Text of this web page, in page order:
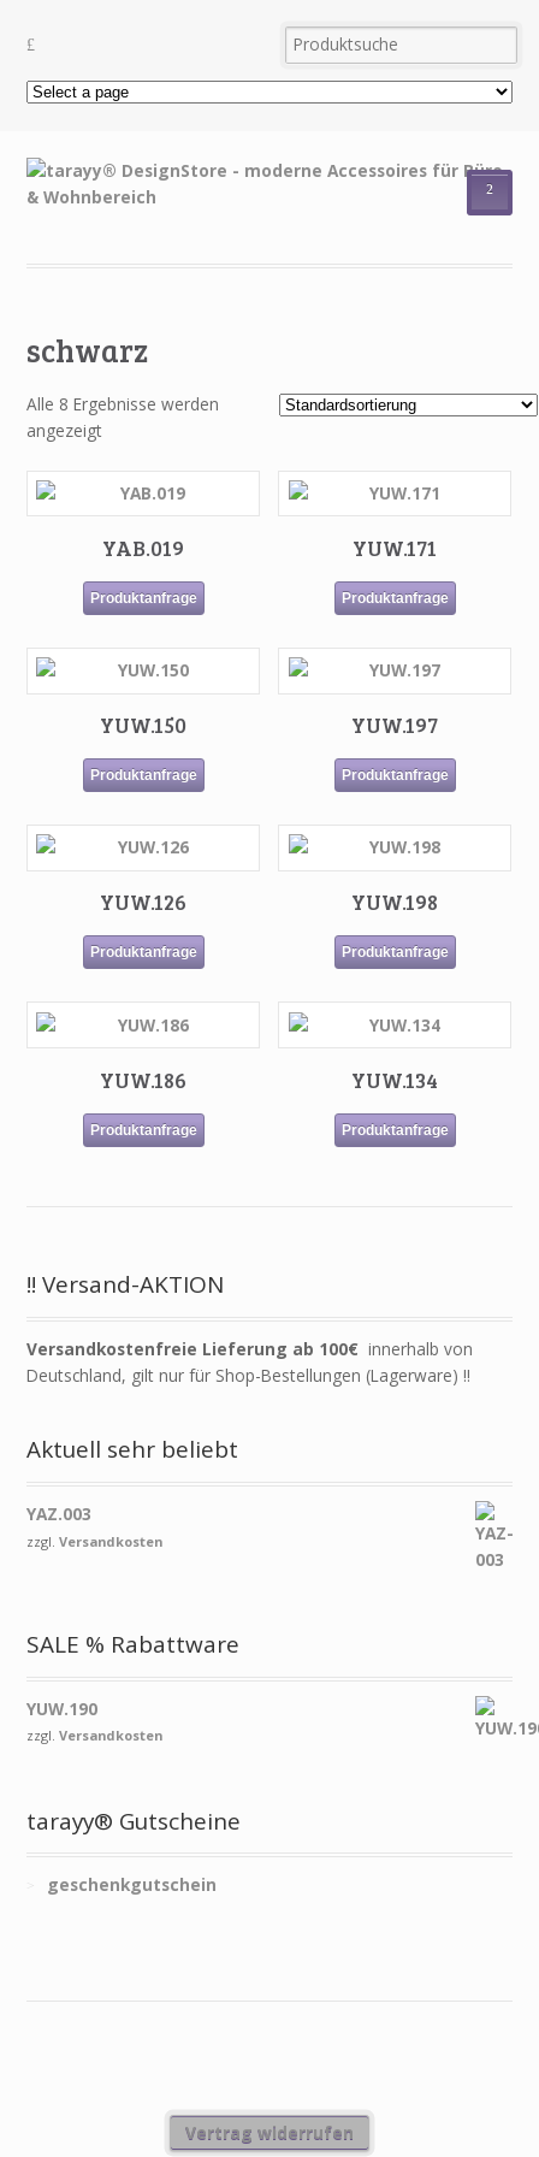
²
schwarz
Alle 8 Ergebnisse werden
angezeigt
YAB.019
Produktanfrage
YUW.171
Produktanfrage
YUW.150
Produktanfrage
YUW.197
Produktanfrage
YUW.126
Produktanfrage
YUW.198
Produktanfrage
YUW.186
Produktanfrage
YUW.134
Produktanfrage
!! Versand-AKTION
Versandkostenfreie Lieferung ab 100€ innerhalb von
Deutschland, gilt nur für Shop-Bestellungen (Lagerware) !!
Aktuell sehr beliebt
YAZ.003
zzgl.Versandkosten
SALE % Rabattware
YUW.190
zzgl.Versandkosten
tarayy® Gutscheine
geschenkgutschein
Vertrag widerrufen